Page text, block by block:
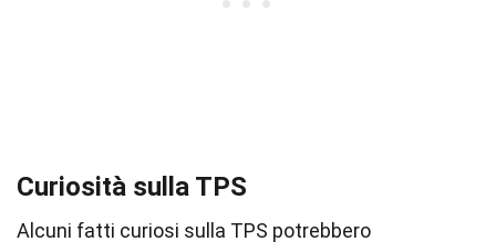
Curiosità sulla TPS
Alcuni fatti curiosi sulla TPS potrebbero